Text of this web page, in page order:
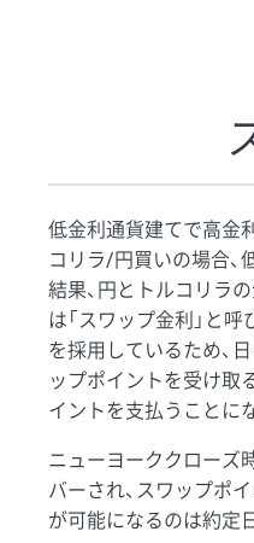
※ハンガリーフォリン
低金利通貨建てで高金
コリラ/円買いの場合、
結果、円とトルコリラ
は「スワップ金利」と
を採用しているため、
ップポイントを受け取
イントを支払うことに
ニューヨーククローズ
バーされ、スワップポ
が可能になるのは約定